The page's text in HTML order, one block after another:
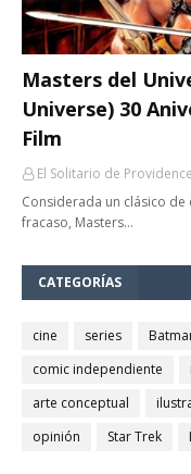
Masters del
Universe) 30
Film
El Solitario de Providence
Considerada un clásico
fracaso, Masters…
CATEGORÍAS
cine series
comic independiente
arte conceptual
opinión
Star Trek